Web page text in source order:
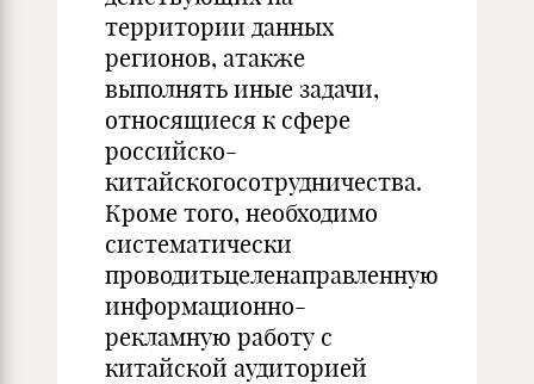
территории данных
регионов, атакже
выполнять иные задачи,
относящиеся к сфере
российско-
китайскогосотрудничества.
Кроме того, необходимо
систематически
проводитьцеленаправленную
информационно-
рекламную работу с
китайской аудиторией